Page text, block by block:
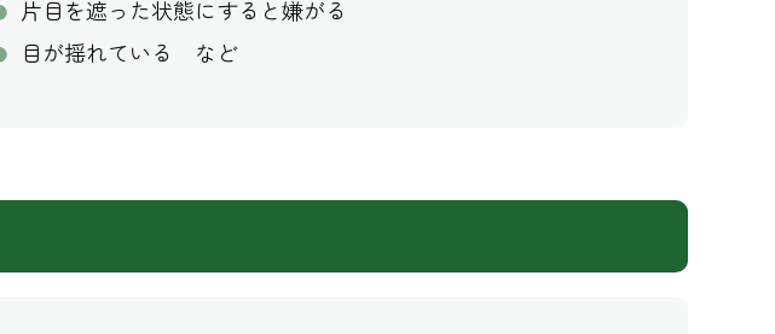
片目を遮った状態にすると嫌がる
目が揺れている など